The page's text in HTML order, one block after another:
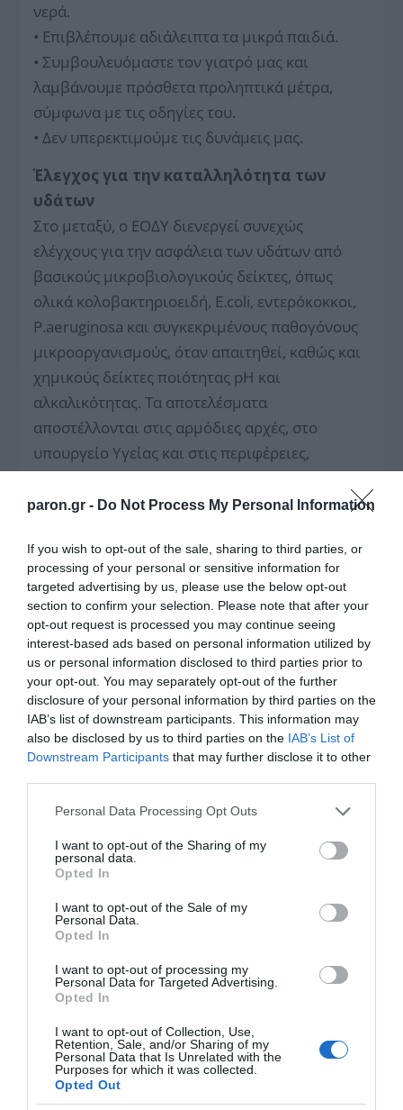
paron.gr - Do Not Process My Personal Information
If you wish to opt-out of the sale, sharing to third parties, or
processing of your personal or sensitive information for
targeted advertising by us, please use the below opt-out
section to confirm your selection. Please note that after your
opt-out request is processed you may continue seeing
interest-based ads based on personal information utilized by
us or personal information disclosed to third parties prior to
your opt-out. You may separately opt-out of the further
disclosure of your personal information by third parties on the
IAB’s list of downstream participants. This information may
also be disclosed by us to third parties on the IAB’s List of
Downstream Participants that may further disclose it to other
Please note that this website/app uses one or more Google
not limited to your visit or usage behaviour. You may click to
grant or deny consent to Google and its third-party tags to
use your data for below specified purposes in below Google
consent section.
Personal Data Processing Opt Outs
I want to opt-out of the Sharing of my
personal data.
Opted In
I want to opt-out of the Sale of my
Personal Data.
Opted In
I want to opt-out of processing my
Personal Data for Targeted Advertising.
Opted In
I want to opt-out of Collection, Use,
Retention, Sale, and/or Sharing of my
Personal Data that Is Unrelated with the
Purposes for which it was collected.
Opted Out
νερά.
• Επιβλέπουμε αδιάλειπτα τα μικρά παιδιά.
• Συμβουλευόμαστε τον γιατρό μας και
λαμβάνουμε πρόσθετα προληπτικά μέτρα,
σύμφωνα με τις οδηγίες του.
• Δεν υπερεκτιμούμε τις δυνάμεις μας.
Έλεγχος για την καταλληλότητα των
υδάτων
Στο μεταξύ, ο ΕΟΔΥ διενεργεί συνεχώς
ελέγχους για την ασφάλεια των υδάτων από
βασικούς μικροβιολογικούς δείκτες, όπως
ολικά κολοβακτηριοειδή, E.coli, εντερόκοκκοι,
P.aeruginosa και συγκεκριμένους παθογόνους
μικροοργανισμούς, όταν απαιτηθεί, καθώς και
χημικούς δείκτες ποιότητας pH και
αλκαλικότητας. Τα αποτελέσματα
αποστέλλονται στις αρμόδιες αρχές, στο
υπουργείο Υγείας και στις περιφέρειες,
προκειμένου να ληφθούν οι αποφάσεις
καταλληλότητας των υδάτων, χαρακτηρισμού
υγείας.
Ενδεικτικά, για το χρονικό διάστημα από
1/1/2026 έως και 31/5/2026, το ΚΕΔΥ
πραγματοποίησε μικροβιολογική ανάλυση 351
δειγμάτων υδάτων από κολυμβητικές
ακτές κολύμβησης, διενεργώντας 1.398 και
1.610 εργαστηριακές αναλύσεις, αντίστοιχα. Σε
ό,τι αφορά τους χημικούς ελέγχους σε
κολυμβητικές δεξαμενές, αναλύθηκαν 145
δείγματα, διενεργώντας 576 εργαστηριακές